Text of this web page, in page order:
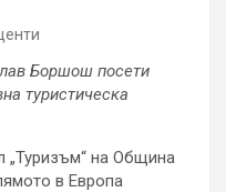
Боршош посети
туристическа
„Туризъм“ на Община
в Европа